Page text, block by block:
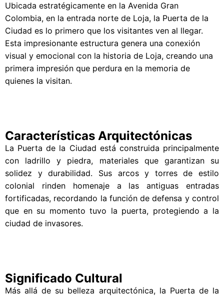
Ubicada estratégicamente en la Avenida Gran
Colombia, en la entrada norte de Loja, la Puerta de la
Ciudad es lo primero que los visitantes ven al llegar.
Esta impresionante estructura genera una conexión
visual y emocional con la historia de Loja, creando una
primera impresión que perdura en la memoria de
quienes la visitan.
Características Arquitectónicas
La Puerta de la Ciudad está construida principalmente
con ladrillo y piedra, materiales que garantizan su
solidez y durabilidad. Sus arcos y torres de estilo
colonial rinden homenaje a las antiguas entradas
fortificadas, recordando la función de defensa y control
que en su momento tuvo la puerta, protegiendo a la
ciudad de invasores.
Significado Cultural
Más allá de su belleza arquitectónica, la Puerta de la